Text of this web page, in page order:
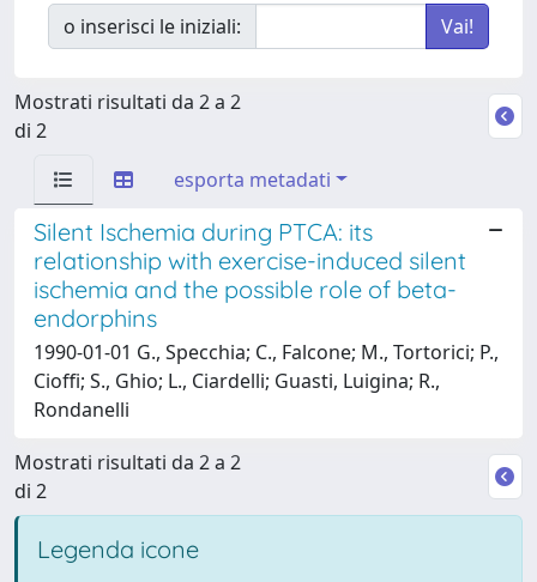
o inserisci le iniziali:
Mostrati risultati da 2 a 2
di 2
esporta metadati
Silent Ischemia during PTCA: its
relationship with exercise-induced silent
ischemia and the possible role of beta-
endorphins
1990-01-01 G., Specchia; C., Falcone; M., Tortorici; P.,
Cioffi; S., Ghio; L., Ciardelli; Guasti, Luigina; R.,
Rondanelli
Mostrati risultati da 2 a 2
di 2
Legenda icone